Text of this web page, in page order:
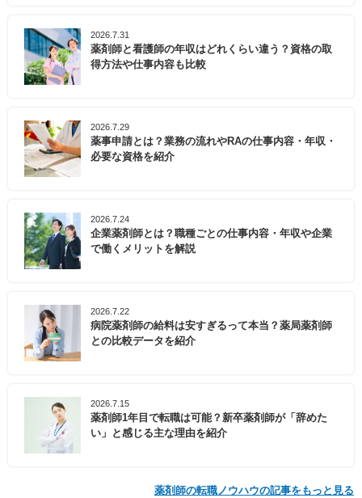
2026.7.31
薬剤師と看護師の年収はどれくらい違う？資格の取
得方法や仕事内容も比較
2026.7.29
薬事申請とは？業務の流れやRAの仕事内容・年収・
必要な資格を紹介
2026.7.24
企業薬剤師とは？職種ごとの仕事内容・年収や企業
で働くメリットを解説
2026.7.22
病院薬剤師の給料は安すぎるって本当？薬局薬剤師
との比較データを紹介
2026.7.15
薬剤師1年目で転職は可能？新卒薬剤師が「辞めた
い」と感じる主な理由を紹介
薬剤師の転職ノウハウの記事をもっと見る